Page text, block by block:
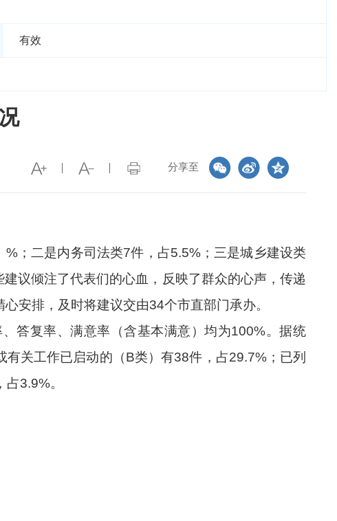
有效
分享至
%；二是内务司法类7件，占5.5%；三是城乡建设类
建议倾注了代表们的心血，反映了群众的心声，传递
安排，及时将建议交由34个市直部门承办。
答复率、满意率（含基本满意）均为100%。据统
有关工作已启动的（B类）有38件，占29.7%；已列
占3.9%。